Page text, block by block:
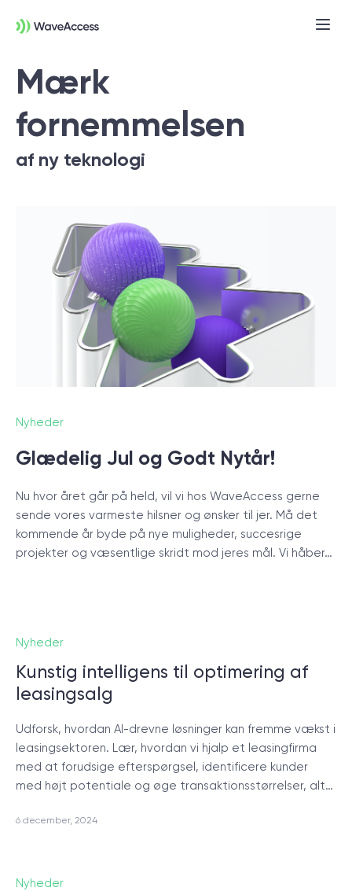
Mærk
fornemmelsen
af ny teknologi
Nyheder
Glædelig Jul og Godt Nytår!
Nu hvor året går på held, vil vi hos WaveAccess gerne
sende vores varmeste hilsner og ønsker til jer. Må det
kommende år byde på nye muligheder, succesrige
projekter og væsentlige skridt mod jeres mål. Vi håber…
Nyheder
Kunstig intelligens til optimering af
leasingsalg
Udforsk, hvordan AI-drevne løsninger kan fremme vækst i
leasingsektoren. Lær, hvordan vi hjalp et leasingfirma
med at forudsige efterspørgsel, identificere kunder
med højt potentiale og øge transaktionsstørrelser, alt…
6 december, 2024
Nyheder
Er du i tvivl om, hvad du
præcist har brug for?
Vi leder dig gennem en discovery session,
så du kan få styr på behov, tekniske krav
og forretningsmål — og komme godt fra
start.
/ Blog
Dansk
English
© 2000 – 2026 WaveAccess, All Rights Reserved.
Privatlivspolitik
Cookiedeklaration